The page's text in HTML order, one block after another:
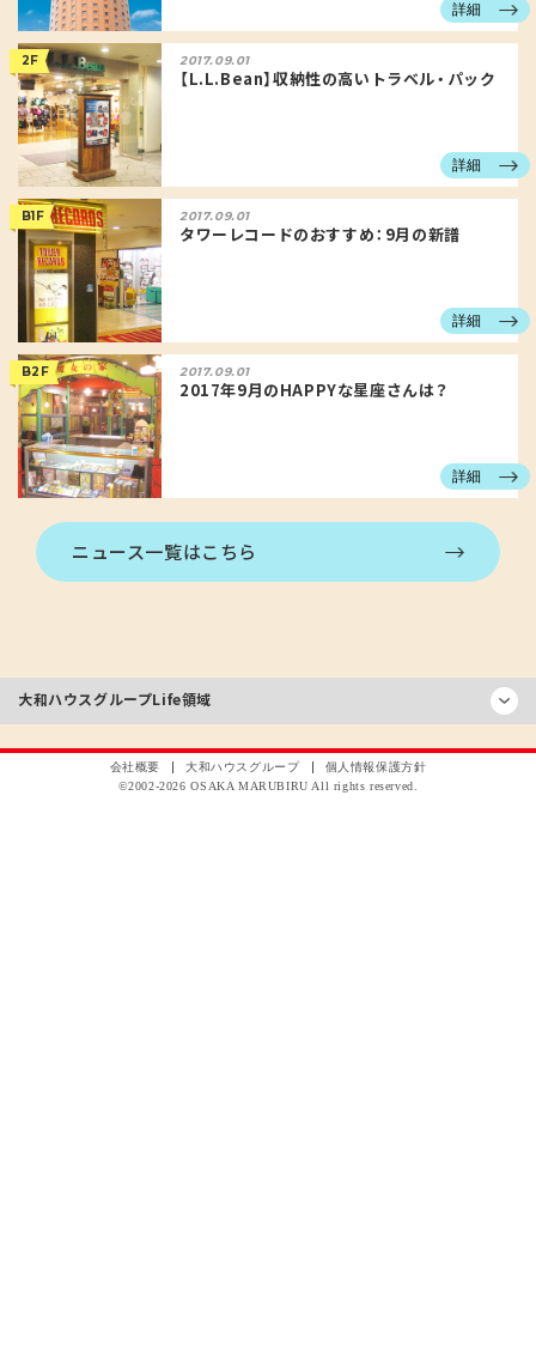
詳細
2F 2017.09.01
【L.L.Bean】収納性の高いトラベル・パック
詳細
B1F 2017.09.01
タワーレコードのおすすめ：9月の新譜
詳細
B2F 2017.09.01
2017年9月のHAPPYな星座さんは？
詳細
ニュース一覧はこちら
大和ハウスグループLife領域
会社概要 大和ハウスグループ
個人情報保護方針
©2002-2026 OSAKA MARUBIRU All rights reserved.